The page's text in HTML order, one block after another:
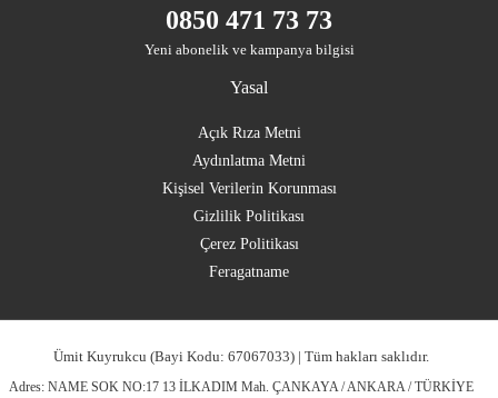
0850 471 73 73
Yeni abonelik ve kampanya bilgisi
Yasal
Açık Rıza Metni
Aydınlatma Metni
Kişisel Verilerin Korunması
Gizlilik Politikası
Çerez Politikası
Feragatname
Ümit Kuyrukcu (Bayi Kodu: 67067033) | Tüm hakları saklıdır.
Adres: NAME SOK NO:17 13 İLKADIM Mah. ÇANKAYA / ANKARA / TÜRKİYE